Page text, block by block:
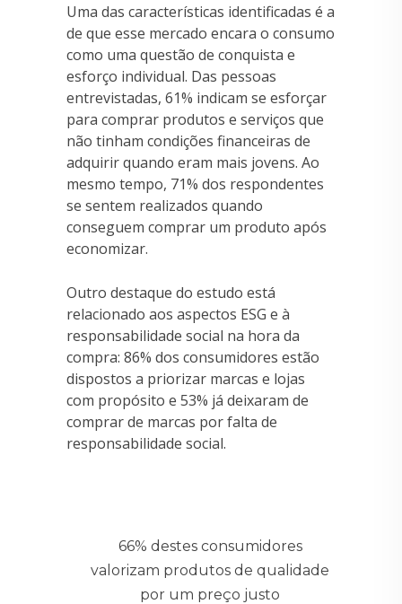
Uma das características identificadas é a
de que esse mercado encara o consumo
como uma questão de conquista e
esforço individual. Das pessoas
entrevistadas, 61% indicam se esforçar
para comprar produtos e serviços que
não tinham condições financeiras de
adquirir quando eram mais jovens. Ao
mesmo tempo, 71% dos respondentes
se sentem realizados quando
conseguem comprar um produto após
economizar.
Outro destaque do estudo está
relacionado aos aspectos ESG e à
responsabilidade social na hora da
compra: 86% dos consumidores estão
dispostos a priorizar marcas e lojas
com propósito e 53% já deixaram de
comprar de marcas por falta de
responsabilidade social.
66% destes consumidores
valorizam produtos de qualidade
por um preço justo